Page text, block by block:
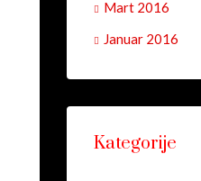
Mart 2016
Januar 2016
Kategorije